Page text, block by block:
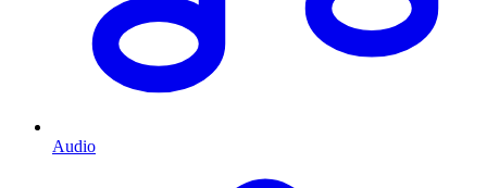
Audio